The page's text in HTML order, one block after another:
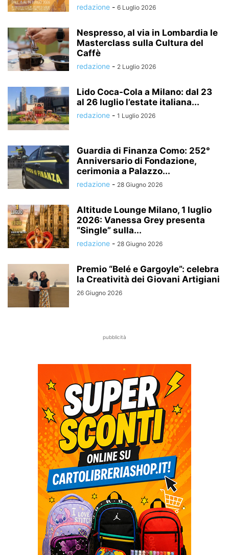
redazione - 6 Luglio 2026
Nespresso, al via in Lombardia le
Masterclass sulla Cultura del
Caffè
redazione - 2 Luglio 2026
Lido Coca-Cola a Milano: dal 23
al 26 luglio l’estate italiana...
redazione - 1 Luglio 2026
Guardia di Finanza Como: 252°
Anniversario di Fondazione,
cerimonia a Palazzo...
redazione - 28 Giugno 2026
Altitude Lounge Milano, 1 luglio
2026: Vanessa Grey presenta
“Single” sulla...
redazione - 28 Giugno 2026
Premio “Belé e Gargoyle”: celebra
la Creatività dei Giovani Artigiani
26 Giugno 2026
pubblicità